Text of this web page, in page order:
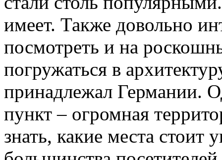
имеет. Также довольно
посмотреть и на
погружаться в
принадлежал Германии.
пункт – огромная
знать, какие места стоит